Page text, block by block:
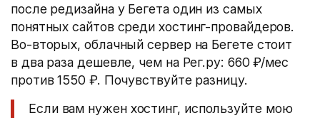
после редизайна у Бегета один из самых
понятных сайтов среди хостинг-провайдеров.
Во-вторых, облачный сервер на Бегете стоит
в два раза дешевле, чем на Рег.ру: 660 ₽/мес
против 1550 ₽. Почувствуйте разницу.
Если вам нужен хостинг, используйте мою